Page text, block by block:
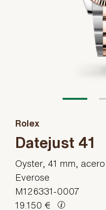
Rolex
Datejust 41
Oyster, 41 mm,
Everose
M126331-0007
19.150 €